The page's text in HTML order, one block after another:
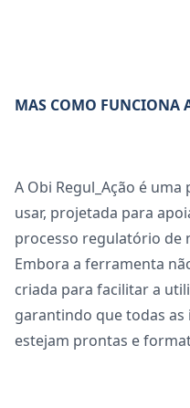
MAS COMO FUNCIONA
A Obi Regul_Ação é uma
usar, projetada para
processo regulatório de
Embora a ferramenta
criada para facilitar a
garantindo que todas
estejam prontas e